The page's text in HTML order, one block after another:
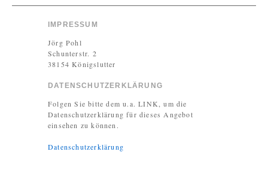
IMPRESSUM
Jörg Pohl
Schunterstr. 2
38154 Königslutter
DATENSCHUTZERKLÄRUNG
Folgen Sie bitte dem u.a. LINK, um die
Datenschutzerklärung für dieses Angebot
einsehen zu können.
Datenschutzerklärung